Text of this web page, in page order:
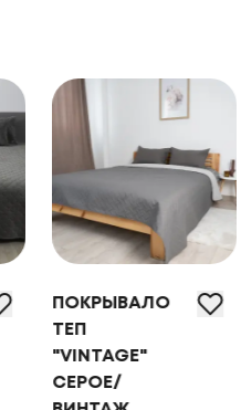
ПОКРЫВАЛО
ТЕП
"VINTAGE"
СЕРОЕ/